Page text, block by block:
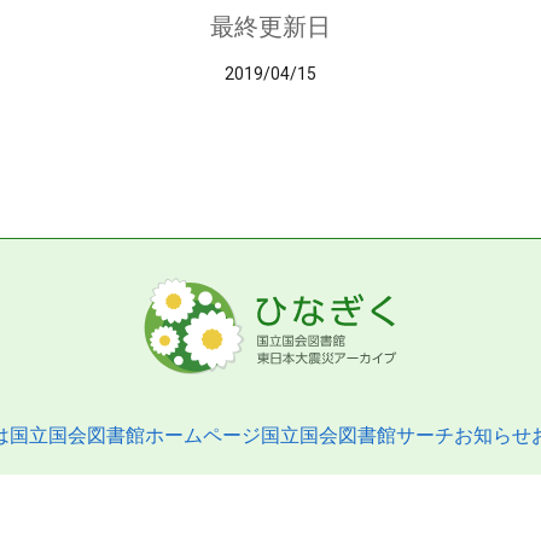
最終更新日
2019/04/15
国立国会図書館ホームページ国立国会図書館サーチお知らせ